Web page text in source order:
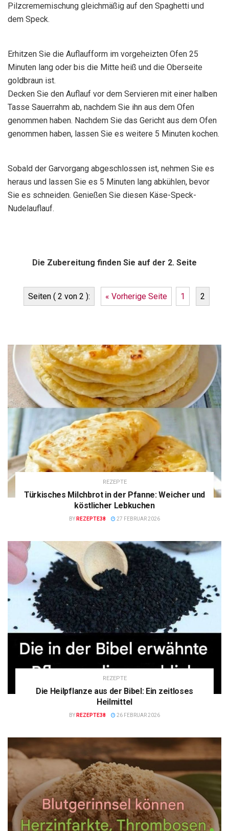
Pilzcrememischung gleichmäßig auf den Spaghetti und
dem Speck.
Erhitzen Sie die Auflaufform im vorgeheizten Ofen 25
Minuten lang oder bis die Mitte heiß und die Oberseite
goldbraun ist.
Decken Sie den Auflauf vor dem Servieren mit einer halben
Tasse Sauerrahm ab, nachdem Sie ihn aus dem Ofen
genommen haben. Nachdem Sie das Gericht aus dem Ofen
genommen haben, lassen Sie es weitere 5 Minuten kochen.
Sobald der Garvorgang abgeschlossen ist, nehmen Sie es
heraus und lassen Sie es 5 Minuten lang abkühlen, bevor
Sie es schneiden. Genießen Sie diesen Käse-Speck-
Nudelauflauf.
Die Zubereitung finden Sie auf der 2. Seite
Seiten ( 2 von 2 ): « Vorherige Seite 1 2
REZEPTE
Türkisches Milchbrot in der Pfanne: Weicher und
köstlicher Lebkuchen
BY REZEPTE38 27 FEBRUAR 2026
REZEPTE
Die Heilpflanze aus der Bibel: Ein zeitloses
Heilmittel
BY REZEPTE38 26 FEBRUAR 2026